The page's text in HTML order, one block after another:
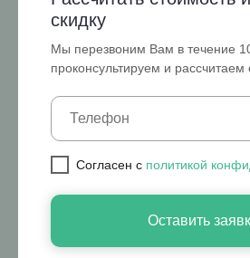
скидку
Мы перезвоним Вам в течение
проконсультируем и рассчитаем
Cогласен с политикой
Оставить